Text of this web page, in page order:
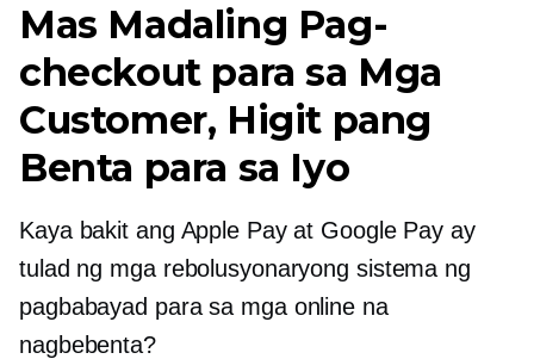
Mas Madaling Pag-
checkout para sa Mga
Customer, Higit pang
Benta para sa Iyo
Kaya bakit ang Apple Pay at Google Pay ay
tulad ng mga rebolusyonaryong sistema ng
pagbabayad para sa mga online na
nagbebenta?